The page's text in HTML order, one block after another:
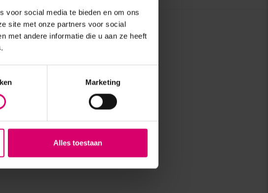
voor social media te bieden en om ons
site met onze partners voor social
met andere informatie die u aan ze heeft
Marketing
Alles toestaan